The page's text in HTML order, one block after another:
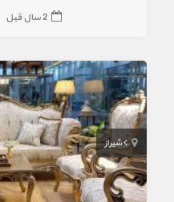
2 سال قبل
شیراز